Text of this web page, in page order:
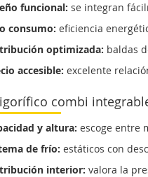
funcional: se integran
consumo: eficiencia
optimizada: baldas
accesible: excelente
combi
y altura: escoge entre
de frío: estáticos con
interior: valora la